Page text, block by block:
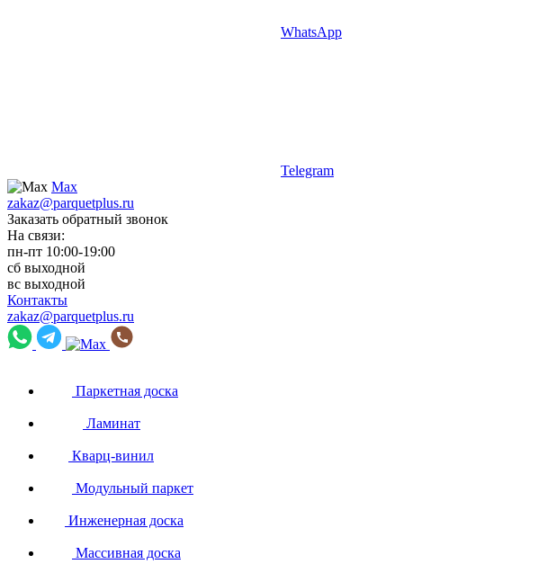
WhatsApp
Telegram
Max
zakaz@parquetplus.ru
Заказать обратный звонок
На связи:
пн-пт 10:00-19:00
сб выходной
вс выходной
Контакты
zakaz@parquetplus.ru
Паркетная доска
Ламинат
Кварц-винил
Модульный паркет
Инженерная доска
Массивная доска